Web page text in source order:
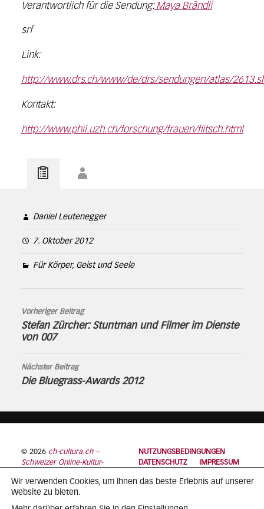
Verantwortlich für die Sendung:Maya Brändli
srf
Link:
http://www.drs.ch/www/de/drs/sendungen/atlas/
Kontakt:
http://www.phil.uzh.ch/forschung/frauen/flitsch.html
Daniel Leutenegger
7. Oktober 2012
Für Körper, Geist und Seele
Vorheriger Beitrag
Stefan Zürcher: Stuntman und Filmer im Dienste
von 007
Nächster Beitrag
Die Bluegrass-Awards 2012
© 2026 ch-cultura.ch –
Schweizer Online-Kultur-
NUTZUNGSBEDINGUNGEN
DATENSCHUTZ
IMPRESSUM
Wir verwenden Cookies, um Ihnen das beste Erlebnis auf unserer
Website zu bieten.